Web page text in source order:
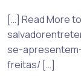
[…] Read More
se-
freitas/ […]